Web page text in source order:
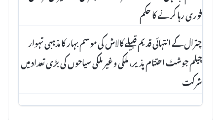
فوری رہا کرنے کا حکم
چترال کے انتہائی قدیم قبیلے کالاش کی موسم بہار کا مذہبی تہوار
چیلم جوشٹ احتتام پذیر، ملکی و غیر ملکی سیاحوں کی بڑی تعداد میں
شرکت